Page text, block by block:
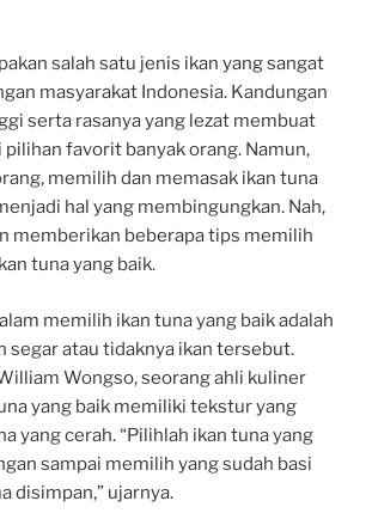
salah satu jenis ikan yang sangat
masyarakat Indonesia. Kandungan
serta rasanya yang lezat membuat
pilihan favorit banyak orang. Namun,
memilih dan memasak ikan tuna
hal yang membingungkan. Nah,
memberikan beberapa tips memilih
tuna yang baik.
memilih ikan tuna yang baik adalah
segar atau tidaknya ikan tersebut.
Wongso, seorang ahli kuliner
yang baik memiliki tekstur yang
yang cerah. “Pilihlah ikan tuna yang
sampai memilih yang sudah basi
disimpan,” ujarnya.